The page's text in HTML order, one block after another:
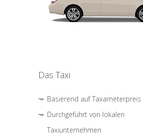
Das Taxi
Basierend auf Taxameterpreis
Durchgeführt von lokalen
Taxiunternehmen